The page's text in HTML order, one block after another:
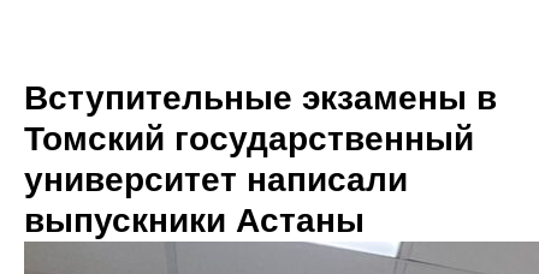
Вступительные экзамены в
Томский государственный
университет написали
выпускники Астаны